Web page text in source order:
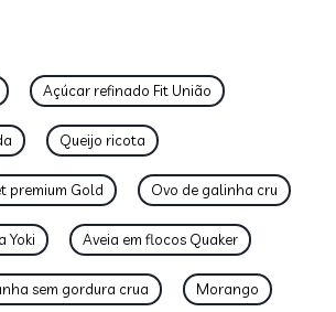
Açúcar refinado Fit União
Queijo ricota
premium Gold Ovo de galinha cru
Yoki Aveia em flocos Quaker
sem gordura crua Morango